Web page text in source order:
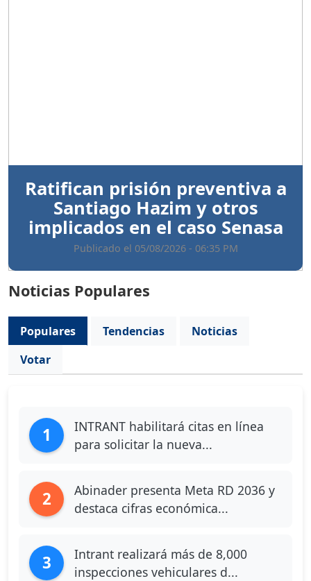
Ratifican prisión preventiva a
Santiago Hazim y otros
implicados en el caso Senasa
Publicado el 05/08/2026 - 06:35 PM
Noticias Populares
Populares Tendencias
Noticias
Votar
1
INTRANT habilitará citas en línea
para solicitar la nueva...
2
Abinader presenta Meta RD 2036 y
destaca cifras económica...
3
Intrant realizará más de 8,000
inspecciones vehiculares d...